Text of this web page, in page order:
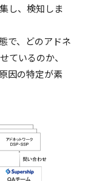
し、検知しま
で、どのアドネ
ているのか、
因の特定が素